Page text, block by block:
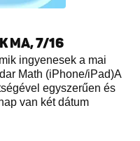
MA, 7/16
ingyenesek a mai
Math (iPhone/iPad)A
egyszerűen és
van két dátum